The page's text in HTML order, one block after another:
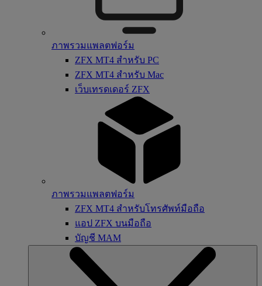
ภาพรวมแพลตฟอร์ม
ZFX MT4 สำหรับ PC
ZFX MT4 สำหรับ Mac
เว็บเทรดเดอร์ ZFX
ภาพรวมแพลตฟอร์ม
ZFX MT4 สำหรับโทรศัพท์มือถือ
แอป ZFX บนมือถือ
บัญชี MAM